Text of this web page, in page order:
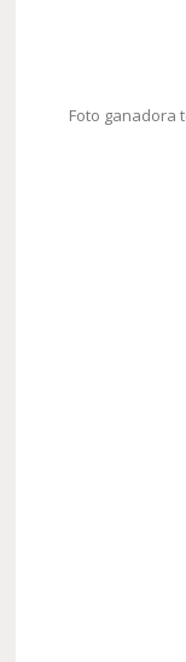
Foto ganadora